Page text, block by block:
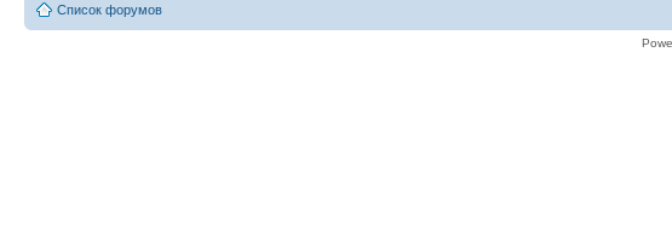
Список форумов